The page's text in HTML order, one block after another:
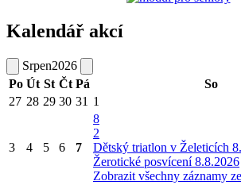
Kalendář akcí
Srpen2026
Po Út St Čt Pá So
27 28 29 30 31 1
3 4 5 6 7
8
2
Dětský triatlon v Želeticích
Žerotické posvícení 8.8.2026
Zobrazit všechny záznamy